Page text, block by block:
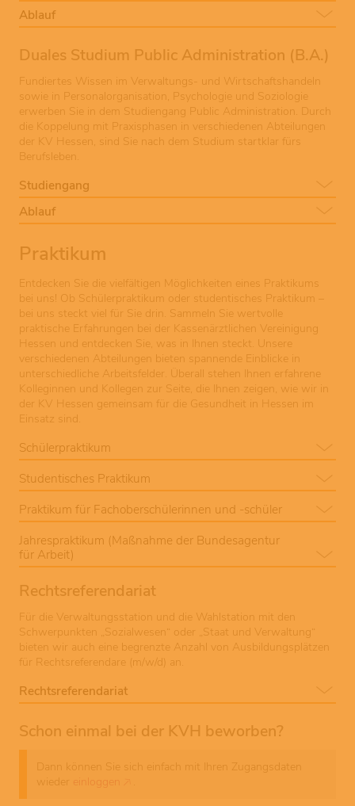
Ablauf
Duales Studium Public Administration (B.A.)
Fundiertes Wissen im Verwaltungs- und Wirtschaftshandeln
sowie in Personalorganisation, Psychologie und Soziologie
erwerben Sie in dem Studiengang Public Administration. Durch
die Koppelung mit Praxisphasen in verschiedenen Abteilungen
der KV Hessen, sind Sie nach dem Studium startklar fürs
Berufsleben.
Studiengang
Ablauf
Praktikum
Entdecken Sie die vielfältigen Möglichkeiten eines Praktikums
bei uns! Ob Schülerpraktikum oder studentisches Praktikum –
bei uns steckt viel für Sie drin. Sammeln Sie wertvolle
praktische Erfahrungen bei der Kassenärztlichen Vereinigung
Hessen und entdecken Sie, was in Ihnen steckt. Unsere
verschiedenen Abteilungen bieten spannende Einblicke in
unterschiedliche Arbeitsfelder. Überall stehen Ihnen erfahrene
Kolleginnen und Kollegen zur Seite, die Ihnen zeigen, wie wir in
der KV Hessen gemeinsam für die Gesundheit in Hessen im
Einsatz sind.
Schülerpraktikum
Studentisches Praktikum
Praktikum für Fachoberschülerinnen und -schüler
Jahrespraktikum (Maßnahme der Bundesagentur
für Arbeit)
Rechtsreferendariat
Für die Verwaltungsstation und die Wahlstation mit den
Schwerpunkten „Sozialwesen“ oder „Staat und Verwaltung“
bieten wir auch eine begrenzte Anzahl von Ausbildungsplätzen
für Rechtsreferendare (m/w/d) an.
Rechtsreferendariat
Schon einmal bei der KVH beworben?
Dann können Sie sich einfach mit Ihren Zugangsdaten
wieder einloggen